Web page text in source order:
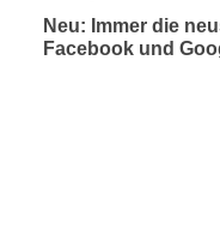
Neu: Immer die
Facebook und